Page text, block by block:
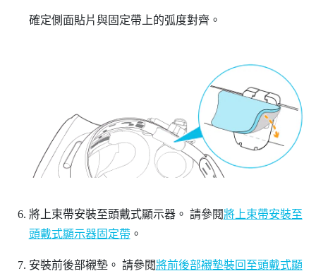
確定側面貼片與固定帶上的弧度對齊。
將上束帶安裝至頭戴式顯示器。 請參閱將上束帶安裝至
頭戴式顯示器固定帶 。
安裝前後部襯墊。 請參閱將前後部襯墊裝回至頭戴式顯